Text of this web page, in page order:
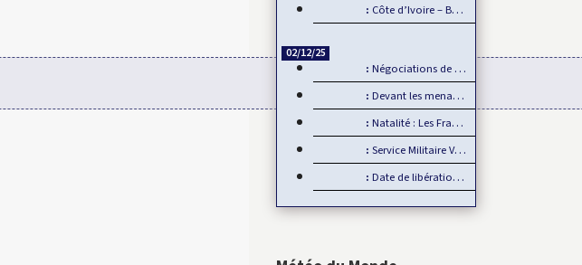
Côte d’Ivoire – Burkina Faso : Reprise du dialogue
02/12/25
Négociations de paix en Ukraine : L’Europe mise de côté
Devant les menaces de la Chine, Taïwan joue la carte de…
Natalité : Les Français font moins d’enfants
Service Militaire Volontaire en France : Des nouveautés en 2025
Date de libération des internationaux pour la CAN 2025 : Rumeur ou…